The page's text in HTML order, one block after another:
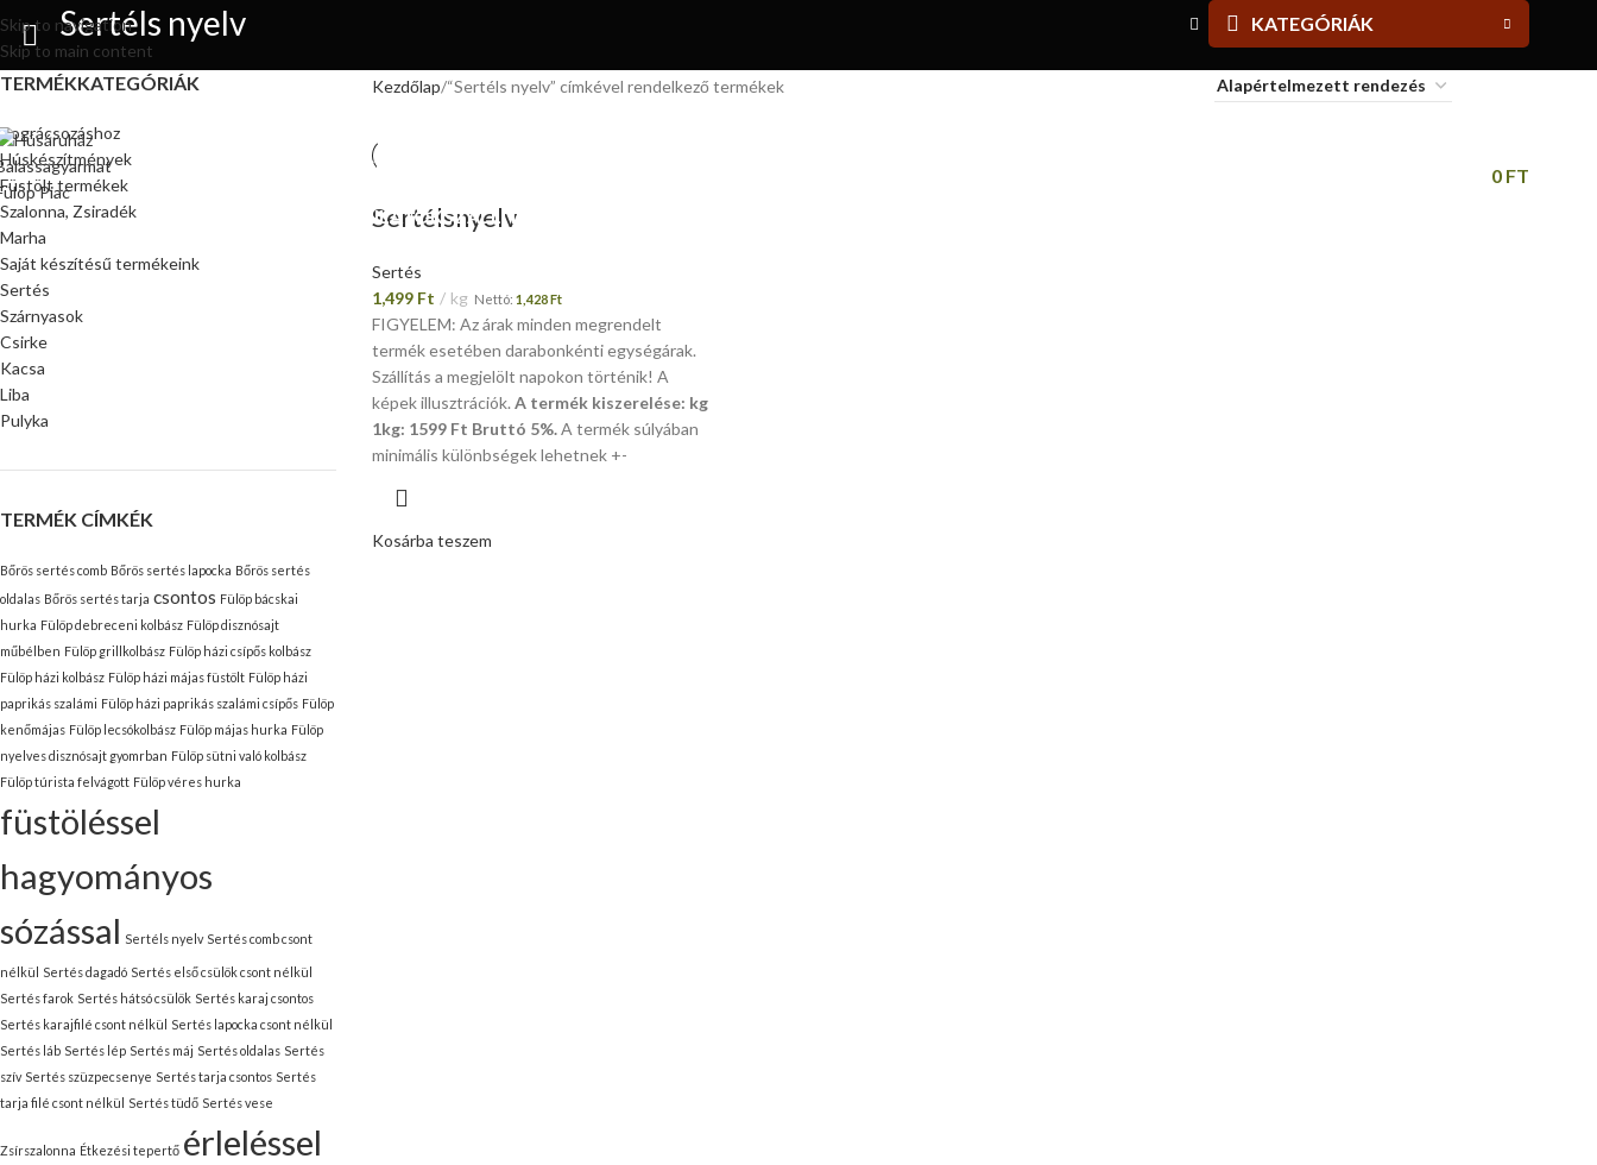
Skip to navigation
Skip to main content
KATEGÓRIÁK
ONLINE RENDELÉSINGYENES SZÁLLÍTÁS BALASSAGYARMATON
AJÁNLATOKSZÁLLÍTÁS
0 FT
Sertéls nyelv
TERMÉKKATEGÓRIÁK
Bográcsozáshoz
Húskészítmények
Füstölt termékek
Szalonna, Zsiradék
Marha
Saját készítésű termékeink
Sertés
Szárnyasok
Csirke
Kacsa
Liba
Pulyka
TERMÉK CÍMKÉK
Bőrös sertés comb Bőrös sertés lapocka Bőrös sertés
oldalas Bőrös sertés tarja csontos Fülöp bácskai
hurka Fülöp debreceni kolbász Fülöp disznósajt
műbélben Fülöp grillkolbász Fülöp házi csípős kolbász
Fülöp házi kolbász Fülöp házi májas füstölt Fülöp házi
paprikás szalámi Fülöp házi paprikás szalámi csípős Fülöp
kenőmájas Fülöp lecsókolbász Fülöp májas hurka Fülöp
nyelves disznósajt gyomrban Fülöp sütni való kolbász
Fülöp túrista felvágott Fülöp véres hurka
füstöléssel
hagyományos
sózással Sertéls nyelv Sertés comb csont
nélkül Sertés dagadó Sertés első csülök csont nélkül
Sertés farok Sertés hátsó csülök Sertés karaj csontos
Sertés karajfilé csont nélkül
Sertés lapocka csont nélkül
Sertés láb Sertés lép Sertés máj Sertés oldalas Sertés
szív Sertés szüzpecsenye Sertés tarja csontos Sertés
tarja filé csont nélkül
Sertés tüdő Sertés vese
Zsírszalonna Étkezési tepertő érleléssel
Kezdőlap “Sertéls nyelv” címkével rendelkező termékek
Sertélsnyelv
Sertés
1,499 Ft kg Nettó: 1,428Ft
FIGYELEM: Az árak minden megrendelt
termék esetében darabonkénti egységárak.
Szállítás a megjelölt napokon történik! A
képek illusztrációk. A termék kiszerelése: kg
1kg: 1599 Ft Bruttó 5%.A termék súlyában
minimális különbségek lehetnek +-
Kosárba teszem